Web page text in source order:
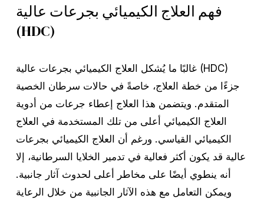
فهم العلاج الكيميائي بجرعات عالية
(HDC)
غالبًا ما يُشكل العلاج الكيميائي بجرعات عالية (HDC)
جزءًا من خطة العلاج، خاصةً في حالات سرطان الخصية
المتقدم. ويتضمن هذا العلاج إعطاء جرعات من أدوية
العلاج الكيميائي أعلى من تلك المستخدمة في العلاج
الكيميائي القياسي. ورغم أن العلاج الكيميائي بجرعات
عالية قد يكون أكثر فعالية في تدمير الخلايا السرطانية، إلا
أنه ينطوي أيضًا على مخاطر أعلى لحدوث آثار جانبية.
ويمكن التعامل مع هذه الآثار الجانبية من خلال الرعاية